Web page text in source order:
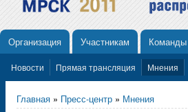
Организация Участникам Команды
Новости Прямая трансляция Мнения
Главная » Пресс-центр » Мнения